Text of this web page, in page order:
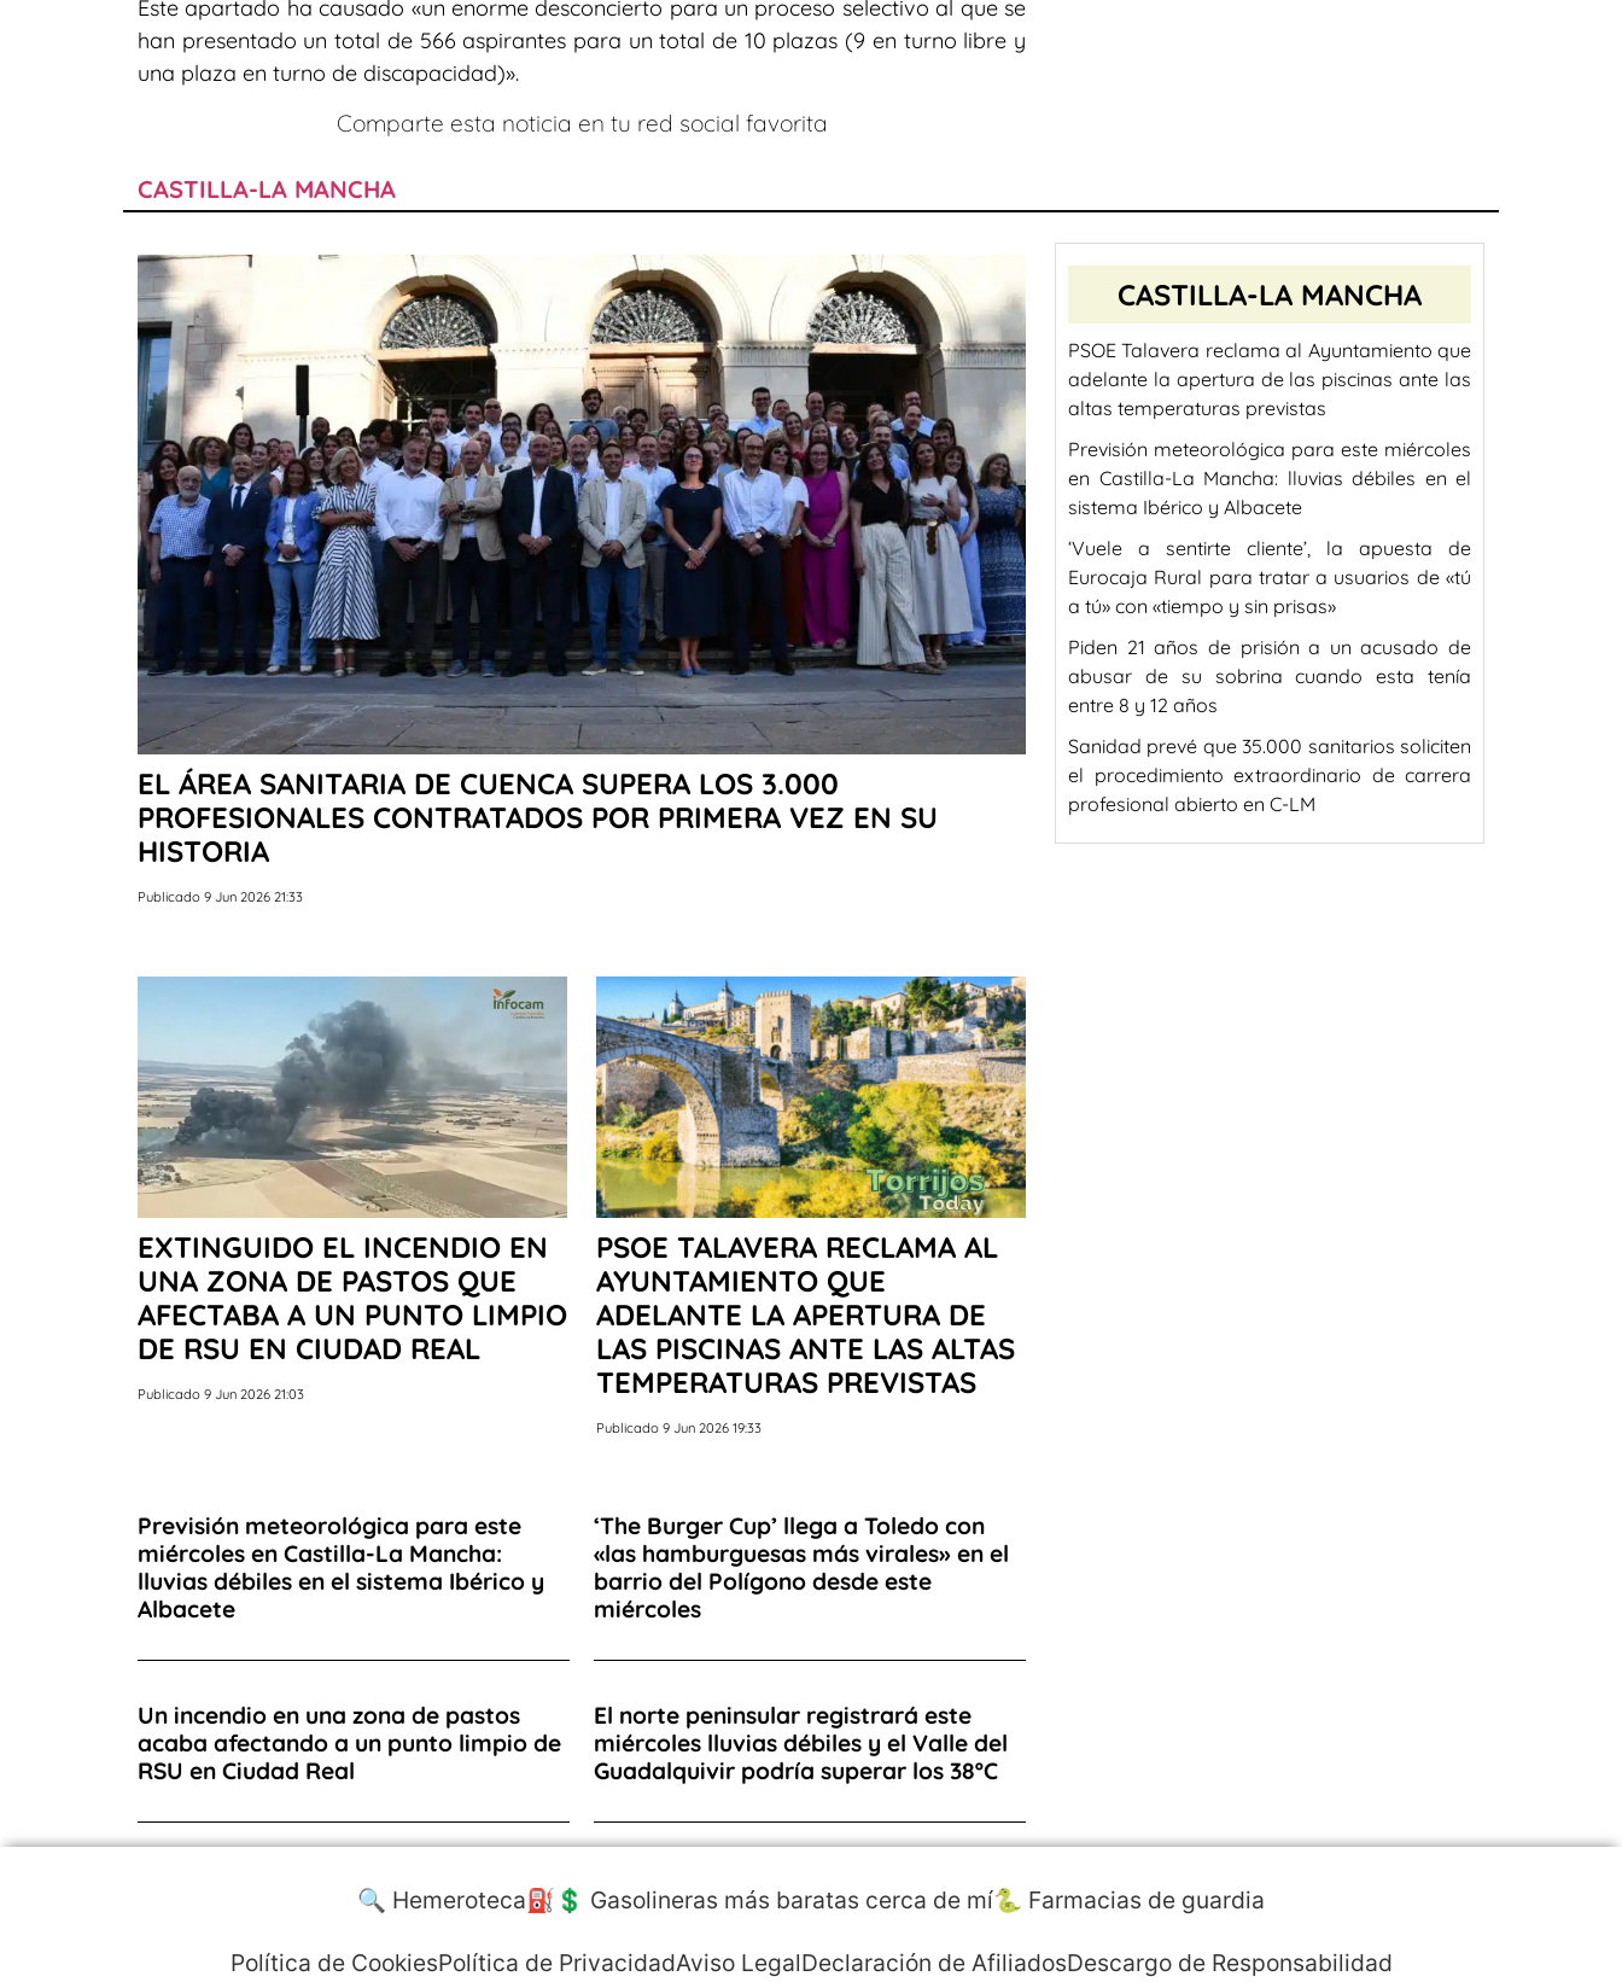
Este apartado ha causado «un enorme desconcierto para un proceso selectivo al que se
han presentado un total de 566 aspirantes para un total de 10 plazas (9 en turno libre y
una plaza en turno de discapacidad)».
Comparte esta noticia en tu red social favorita
CASTILLA-LA MANCHA
EL ÁREA SANITARIA DE CUENCA SUPERA LOS 3.000
PROFESIONALES CONTRATADOS POR PRIMERA VEZ EN SU
HISTORIA
Publicado 9 Jun 2026 21:33
EXTINGUIDO EL INCENDIO EN
UNA ZONA DE PASTOS QUE
AFECTABA A UN PUNTO LIMPIO
DE RSU EN CIUDAD REAL
Publicado 9 Jun 2026 21:03
PSOE TALAVERA RECLAMA AL
AYUNTAMIENTO QUE
ADELANTE LA APERTURA DE
LAS PISCINAS ANTE LAS ALTAS
TEMPERATURAS PREVISTAS
Publicado 9 Jun 2026 19:33
Previsión meteorológica para este
miércoles en Castilla-La Mancha:
lluvias débiles en el sistema Ibérico y
Albacete
‘The Burger Cup’ llega a Toledo con
«las hamburguesas más virales» en el
barrio del Polígono desde este
miércoles
Un incendio en una zona de pastos
acaba afectando a un punto limpio de
RSU en Ciudad Real
El norte peninsular registrará este
miércoles lluvias débiles y el Valle del
Guadalquivir podría superar los 38ºC
CASTILLA-LA MANCHA
PSOE Talavera reclama al Ayuntamiento que
adelante la apertura de las piscinas ante las
altas temperaturas previstas
Previsión meteorológica para este miércoles
en Castilla-La Mancha: lluvias débiles en el
sistema Ibérico y Albacete
‘Vuele a sentirte cliente’, la apuesta de
Eurocaja Rural para tratar a usuarios de «tú
a tú» con «tiempo y sin prisas»
Piden 21 años de prisión a un acusado de
abusar de su sobrina cuando esta tenía
entre 8 y 12 años
Sanidad prevé que 35.000 sanitarios soliciten
el procedimiento extraordinario de carrera
profesional abierto en C-LM
🔍 Hemeroteca⛽️💲 Gasolineras más baratas cerca de mí🐍 Farmacias de guardia
Política de CookiesPolítica de PrivacidadAviso LegalDeclaración de AfiliadosDescargo de Responsabilidad